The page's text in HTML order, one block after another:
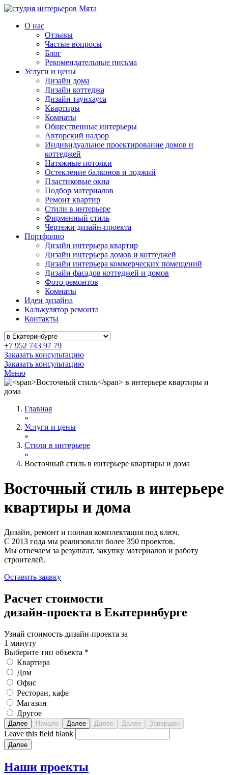
О нас
Отзывы
Частые вопросы
Блог
Рекомендательные письма
Услуги и цены
Дизайн дома
Дизайн коттеджа
Дизайн таунхауса
Квартиры
Комнаты
Общественные интерьеры
Авторский надзор
Индивидуальное проектирование домов и
коттеджей
Натяжные потолки
Остекление балконов и лоджий
Пластиковые окна
Подбор материалов
Ремонт квартир
Стили в интерьере
Фирменный стиль
Чертежи дизайн-проекта
Портфолио
Дизайн интерьера квартир
Дизайн интерьера домов и коттеджей
Дизайн интерьера коммерческих помещений
Дизайн фасадов коттеджей и домов
Фото ремонтов
Комнаты
Идеи дизайна
Калькулятор ремонта
Контакты
+7 952 743 97 79
Заказать консультацию
Заказать консультацию
Меню
Главная
»
Услуги и цены
»
Стили в интерьере
»
Восточный стиль в интерьере квартиры и дома
Восточный стиль в интерьере
квартиры и дома
Дизайн, ремонт и полная комплектация под ключ.
С 2013 года мы реализовали более 350 проектов.
Мы отвечаем за результат, закупку материалов и работу
строителей.
Оставить заявку
Расчет стоимости
дизайн-проекта в Екатеринбурге
Узнай стоимость дизайн-проекта за
1 минуту
Выберите тип объекта *
Квартира
Дом
Офис
Ресторан, кафе
Магазин
Другое
Leave this field blank
Наши проекты